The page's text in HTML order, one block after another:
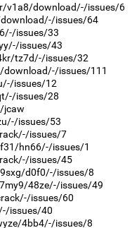
v1a8/download/-/issues/6
issues/64
issues/33
issues/43
tz7d/-/issues/32
issues/111
issues/12
issues/28
jcaw
issues/53
issues/7
hn66/-/issues/1
issues/45
d0f0/-/issues/8
48ze/-/issues/49
issues/60
issues/40
4bb4/-/issues/8